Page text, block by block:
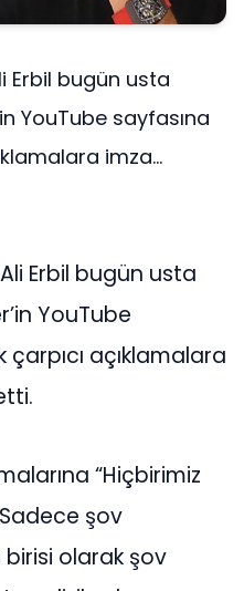
Erbil bugün usta
YouTube sayfasına
imza...
Erbil bugün usta
YouTube
açıklamalara
“Hiçbirimiz
şov
birisi olarak şov